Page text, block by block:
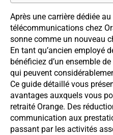
Après une carrière dédiée
télécommunications chez
sonne comme un nouveau
En tant qu’ancien employé
bénéficiez d’un ensemble
qui peuvent
Ce guide détaillé vous
avantages auxquels vous
retraité Orange. Des
communication aux
passant par les activités